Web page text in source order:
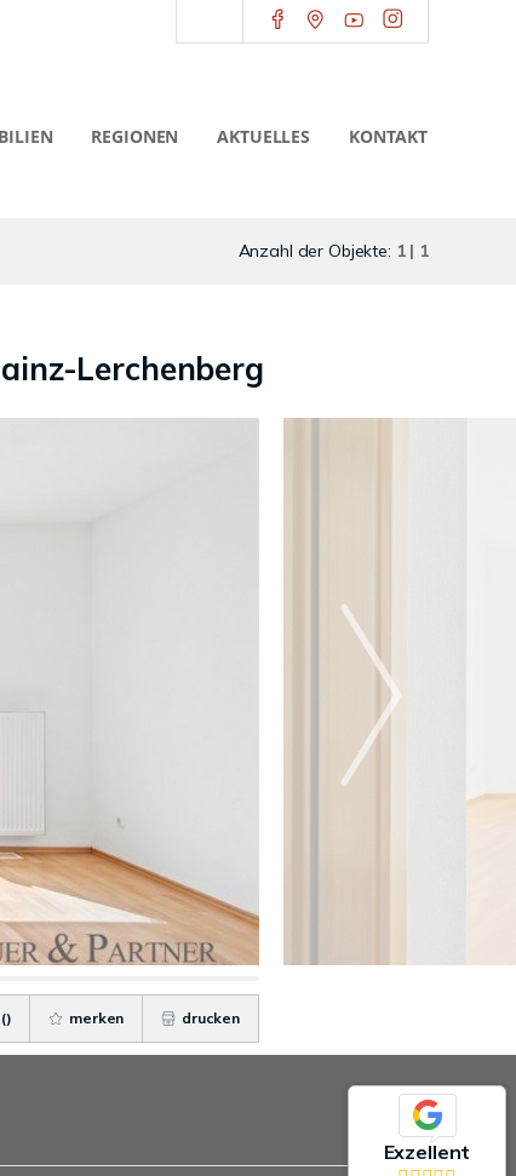
REGIONEN AKTUELLES KONTAKT
Anzahl der Objekte: 1 | 1
Lerchenberg
) merken drucken
Exzellent